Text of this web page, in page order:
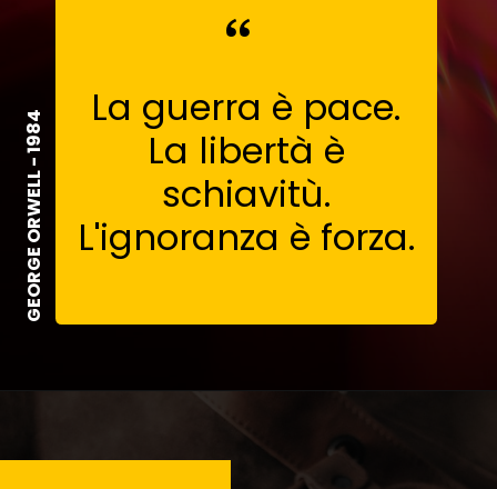
GEORGE ORWELL - 1984
La guerra è pace.
La libertà è
schiavitù.
L'ignoranza è forza.
“